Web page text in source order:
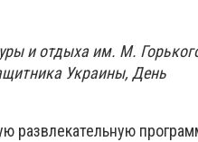
и отдыха им. М.
Украины, День
развлекательную